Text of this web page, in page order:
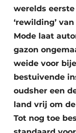
werelds
‘rewilding’
Mode laat
gazon
weide voor
bestuivende
oudsher een
land vrij om
Tot nog toe